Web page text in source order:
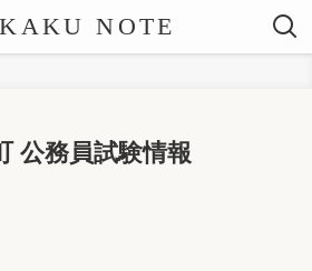
NOTE
公務員試験情報